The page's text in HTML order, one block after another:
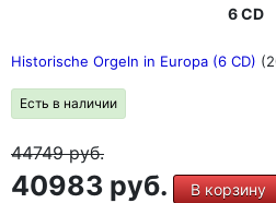
6 CD
Historische Orgeln in Europa (6 CD)
Есть в наличии
44749руб.
40983 руб. В корзину